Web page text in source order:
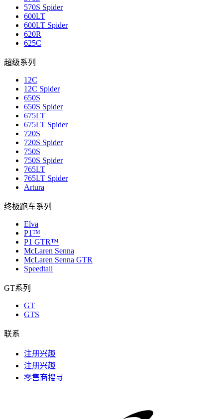
570S Spider
600LT
600LT Spider
620R
625C
超级系列
12C
12C Spider
650S
650S Spider
675LT
675LT Spider
720S
720S Spider
750S
750S Spider
765LT
765LT Spider
Artura
终极跑车系列
Elva
P1™
P1 GTR™
McLaren Senna
McLaren Senna GTR
Speedtail
GT系列
GT
GTS
联系
注册兴趣
注册兴趣
零售商搜寻